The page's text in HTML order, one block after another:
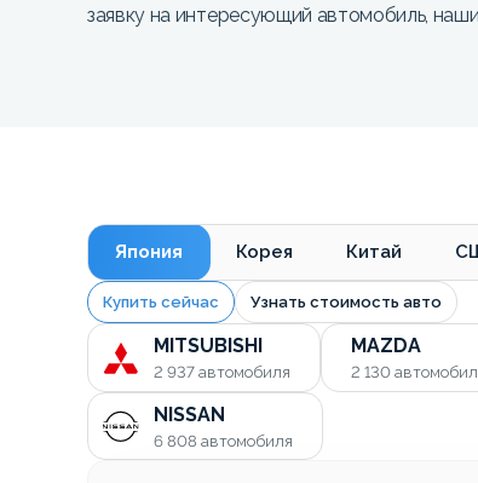
заявку на интересующий автомобиль,
Япония Корея Китай
Купить сейчас Узнать стоимость авто
MITSUBISHI
2 937 автомобиля
MAZDA
2 130
NISSAN
6 808 автомобиля